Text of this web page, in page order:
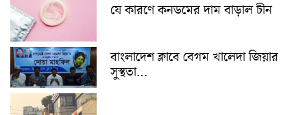
যে কারণে কনডমের দাম বাড়াল চীন
বাংলাদেশ ক্লাবে বেগম খালেদা জিয়ার
সুস্থতা…